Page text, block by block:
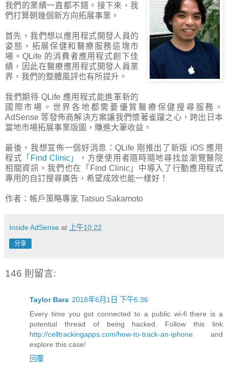
我們的業績一直都不錯。接下來，我
們打算朝幾個新方向拓展事業。
首先，我們想以應用程式開發人員的
姿態，拓展保健和醫療服務這塊市
場。QLife 的消費者應用程式創下佳
績，因此在醫療應用程式開發人員業
界，我們的整體風評也有所提升。
我們期待 QLife 應用程式能進軍新的
國際市場。世界各地都需要優質醫療保健搜尋服務。
AdSense 等發佈商解決方案讓我們懷著雀躍之心，跨出日本
當地市場拓展事業版圖，賺進大筆收益。
最後，我想宣佈一個好消息：QLife 剛推出了新版 iOS 應用
程式 「Find Clinic」
，方便使用者隨時隨地尋找並瀏覽醫院
相關資訊。我們也在「Find Clinic」中導入了行動應用程式
專用的自訂搜尋廣告，希望成效也能一樣好！
作者：帳戶策略專家 Tatsuo Sakamoto
Inside AdSense at 上午10:22
分享
146 則留言:
Taylor Bara 2018年6月1日 下午6:36
Every time you got connected to a public wi-fi there is a
potential thread of being hacked. Follow this link
http://celltrackingapps.com/how-to-track-an-iphone and
explore this case!
回覆